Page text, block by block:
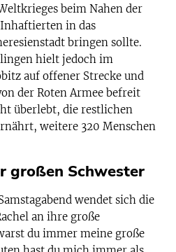
beim Nahen der
in das
bringen sollte.
hielt jedoch im
auf offener Strecke und
der Roten Armee befreit
überlebt, die restlichen
weitere 320 Menschen
großen Schwester
wendet sich die
an ihre große
du immer meine große